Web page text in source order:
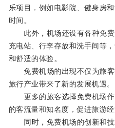
乐项目，例如电影院、健身房
时间。
此外，机场还设有各种免费
充电站、行李存放和洗手间等
和舒适的体验。
免费机场的出现不仅为旅客
旅行产业带来了新的发展机遇。
更多的旅客选择免费机场作
的客流量和知名度，促进旅游经
同时，免费机场的创新和技